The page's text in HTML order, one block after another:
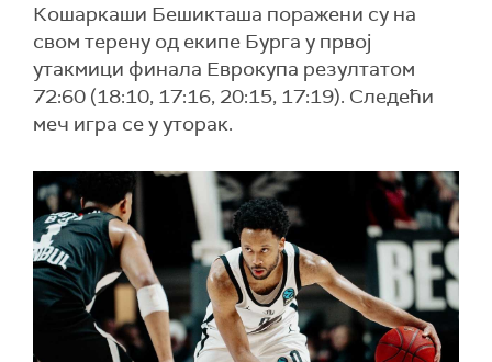
Кошаркаши Бешикташа поражени су на
свом терену од екипе Бурга у првој
утакмици финала Еврокупа резултатом
72:60 (18:10, 17:16, 20:15, 17:19). Следећи
меч игра се у уторак.